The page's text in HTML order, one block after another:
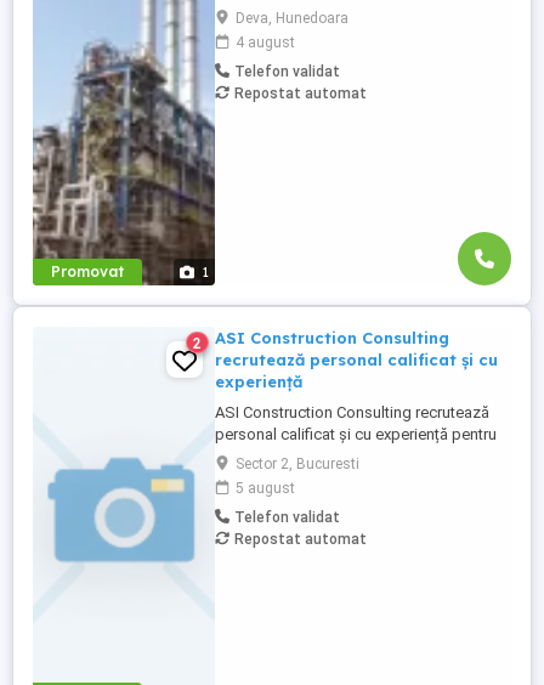
Promovat 1
industriale in rafinarii, combinate
petrochimice, otelarii ofera locuri de
munca in Belgia pentru: - schelari
muncitori necalificati pentru activitatea de
montaj demontaj schele industriale; -
Deva, Hunedoara
4 august
Telefon validat
Repostat automat
2
ASI Construction Consulting
recrutează personal calificat și cu
experiență
ASI Construction Consulting recrutează
personal calificat și cu experiență pentru
proiecte de construcții desfășurate în
Italia. Oferim: Salariu negociabil, în funcție
de experiență și calificare; Masă de prânz
asigurată; Transport dus întors România
Italia asigurat de companie; Cazare ...
Sector 2, Bucuresti
5 august
Telefon validat
Repostat automat